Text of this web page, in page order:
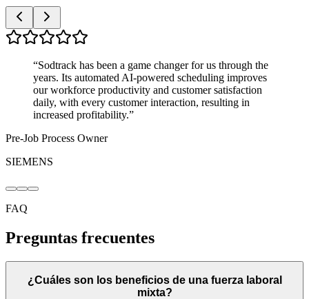
“Sodtrack has been a game changer for us through the
years. Its automated AI-powered scheduling improves
our workforce productivity and customer satisfaction
daily, with every customer interaction, resulting in
increased profitability.”
Pre-Job Process Owner
SIEMENS
FAQ
Preguntas frecuentes
¿Cuáles son los beneficios de una fuerza laboral
mixta?